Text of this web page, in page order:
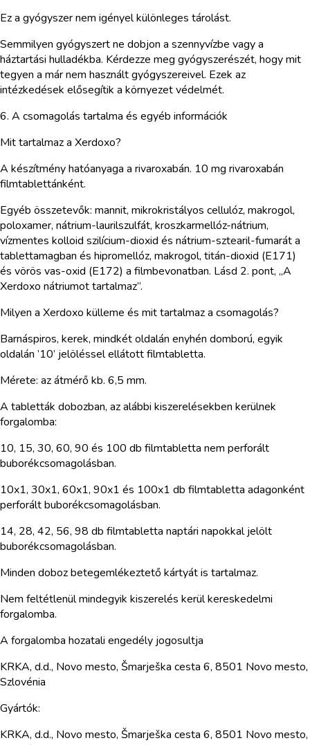
Ez a gyógyszer nem igényel különleges tárolást.
Semmilyen gyógyszert ne dobjon a szennyvízbe vagy a
háztartási hulladékba. Kérdezze meg gyógyszerészét, hogy mit
tegyen a már nem használt gyógyszereivel. Ezek az
intézkedések elősegítik a környezet védelmét.
6. A csomagolás tartalma és egyéb információk
Mit tartalmaz a Xerdoxo?
A készítmény hatóanyaga a rivaroxabán. 10 mg rivaroxabán
filmtablettánként.
Egyéb összetevők: mannit, mikrokristályos cellulóz, makrogol,
poloxamer, nátrium-laurilszulfát, kroszkarmellóz-nátrium,
vízmentes kolloid szilícium-dioxid és nátrium-sztearil-fumarát a
tablettamagban és hipromellóz, makrogol, titán-dioxid (E171)
és vörös vas-oxid (E172) a filmbevonatban. Lásd 2. pont, „A
Xerdoxo nátriumot tartalmaz”.
Milyen a Xerdoxo külleme és mit tartalmaz a csomagolás?
Barnáspiros, kerek, mindkét oldalán enyhén domború, egyik
oldalán ’10’ jelöléssel ellátott filmtabletta.
Mérete: az átmérő kb. 6,5 mm.
A tabletták dobozban, az alábbi kiszerelésekben kerülnek
forgalomba:
10, 15, 30, 60, 90 és 100 db filmtabletta nem perforált
buborékcsomagolásban.
10x1, 30x1, 60x1, 90x1 és 100x1 db filmtabletta adagonként
perforált buborékcsomagolásban.
14, 28, 42, 56, 98 db filmtabletta naptári napokkal jelölt
buborékcsomagolásban.
Minden doboz betegemlékeztető kártyát is tartalmaz.
Nem feltétlenül mindegyik kiszerelés kerül kereskedelmi
forgalomba.
A forgalomba hozatali engedély jogosultja
KRKA, d.d., Novo mesto, Šmarješka cesta 6, 8501 Novo mesto,
Szlovénia
Gyártók:
KRKA, d.d., Novo mesto, Šmarješka cesta 6, 8501 Novo mesto,